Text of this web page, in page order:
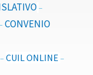
–
CONVENIO
– CUIL ONLINE –